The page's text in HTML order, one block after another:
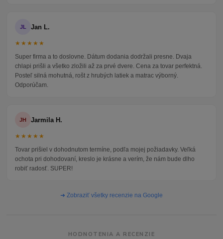
JL Jan L.
★★★★★
Super firma a to doslovne. Dátum dodania dodržali presne. Dvaja
chlapi prišli a všetko zložili až za prvé dvere. Cena za tovar perfektná.
Posteľ silná mohutná, rošt z hrubých latiek a matrac výborný.
Odporúčam.
JH Jarmila H.
★★★★★
Tovar prišiel v dohodnutom termíne, podľa mojej požiadavky. Veľká
ochota pri dohodovaní, kreslo je krásne a verím, že nám bude dlho
robiť radosť. SUPER!
➜ Zobraziť všetky recenzie na Google
HODNOTENIA A RECENZIE